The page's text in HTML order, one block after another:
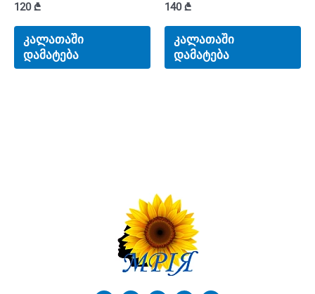
120₾
კალათაში
დამატება
140₾
კალათაში
დამატება